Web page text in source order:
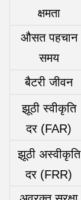
क्षमता
औसत पहचान
समय
बैटरी जीवन
झूठी स्वीकृति
दर (FAR)
झूठी अस्वीकृति
दर (FRR)